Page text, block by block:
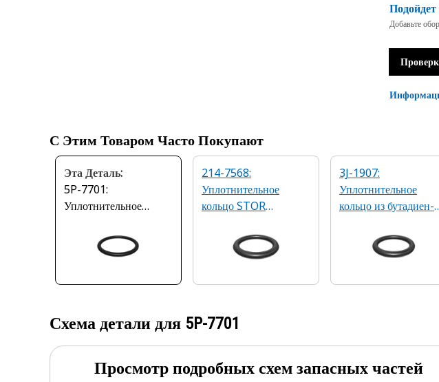
Добавьте
С Этим Товаром Часто Покупают
Эта Деталь:
5P-7701:
Уплотнительное
диаметром 29,74 мм
214-7568:
Уплотнительное
кольцо STOR
3J-1907:
Уплотнительное
кольцо из бутадиен-
90А, 1,98 x 11,89 мм
Схема детали для 5P-7701
Просмотр подробных схем запасных частей